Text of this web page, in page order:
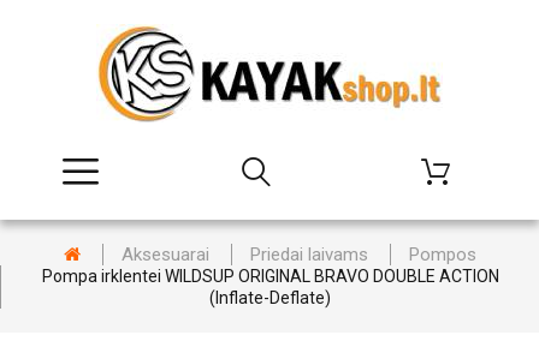
Aksesuarai Priedai laivams Pompos
Pompa irklentei WILDSUP ORIGINAL BRAVO DOUBLE ACTION
(Inflate-Deflate)